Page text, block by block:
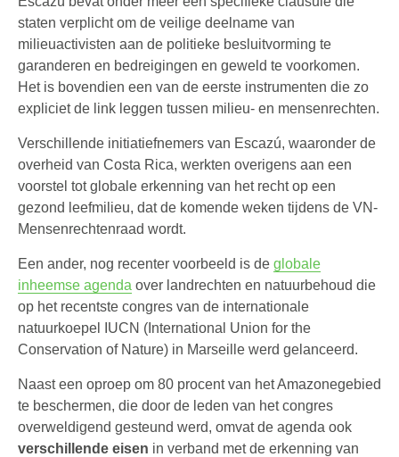
staten verplicht om de veilige deelname van
milieuactivisten aan de politieke besluitvorming te
garanderen en bedreigingen en geweld te voorkomen.
Het is bovendien een van de eerste instrumenten die zo
expliciet de link leggen tussen milieu- en mensenrechten.
Verschillende initiatiefnemers van Escazú, waaronder de
overheid van Costa Rica, werkten overigens aan een
voorstel tot globale erkenning van het recht op een
gezond leefmilieu, dat de komende weken tijdens de VN-
Mensenrechtenraad wordt.
Een ander, nog recenter voorbeeld is de globale
inheemse agenda over landrechten en natuurbehoud die
op het recentste congres van de internationale
natuurkoepel IUCN (International Union for the
Conservation of Nature) in Marseille werd gelanceerd.
Naast een oproep om 80 procent van het Amazonegebied
te beschermen, die door de leden van het congres
overweldigend gesteund werd, omvat de agenda ook
verschillende eisen in verband met de erkenning van